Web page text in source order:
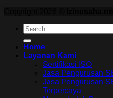
Home
Layanan Kami
Sertifikasi ISO
Jasa Pengurusan
Jasa Pengurusan
Terpercaya